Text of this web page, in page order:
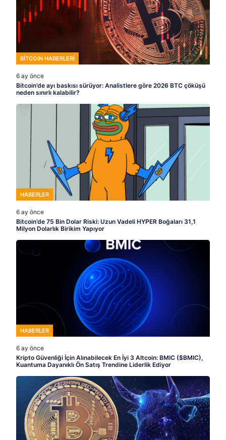
BITCOIN HABERLERI
6 ay önce
Bitcoin’de ayı baskısı sürüyor: Analistlere göre 2026 BTC çöküşü
neden sınırlı kalabilir?
HABERLER
6 ay önce
Bitcoin’de 75 Bin Dolar Riski: Uzun Vadeli HYPER Boğaları 31,1
Milyon Dolarlık Birikim Yapıyor
HABERLER
6 ay önce
Kripto Güvenliği İçin Alınabilecek En İyi 3 Altcoin: BMIC ($BMIC),
Kuantuma Dayanıklı Ön Satış Trendine Liderlik Ediyor